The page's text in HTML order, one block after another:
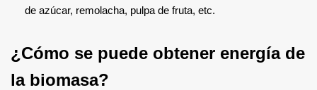
de azúcar, remolacha, pulpa de fruta, etc.
¿Cómo se puede obtener energía de
la biomasa?